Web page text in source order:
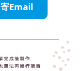
寄Email